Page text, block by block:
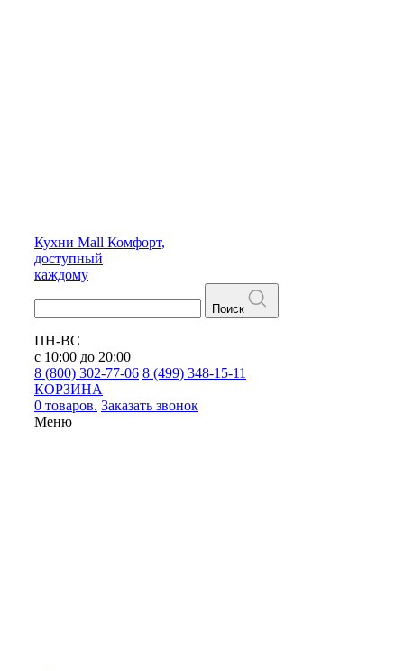
Кухни Mall Комфорт,
доступный
каждому
Поиск
ПН-ВС
с 10:00 до 20:00
8 (800) 302-77-06 8 (499) 348-15-11
КОРЗИНА
0 товаров. Заказать звонок
Меню